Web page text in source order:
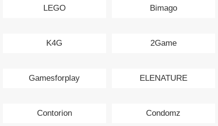
LEGO Bimago
K4G 2Game
Gamesforplay ELENATURE
Contorion Condomz